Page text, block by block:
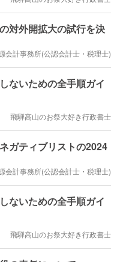
対外開拡大の試行を決
会計事務所(公認会計士・税理士)
ないための全手順ガイ
飛騨高山のお祭大好き行政書士
ガティブリストの2024
会計事務所(公認会計士・税理士)
ないための全手順ガイ
飛騨高山のお祭大好き行政書士